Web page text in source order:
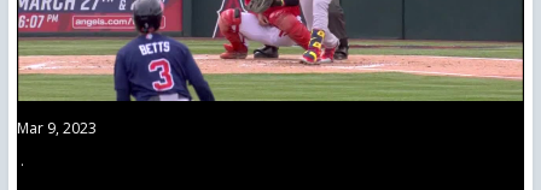
Mar 9, 2023
·